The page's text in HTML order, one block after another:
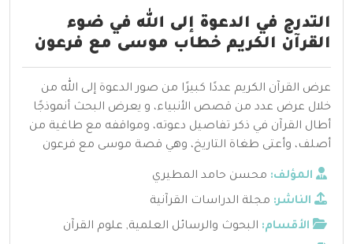
التدرج في الدعوة إلى الله في ضوء
القرآن الكريم خطاب موسى مع فرعون
عرض القرآن الكريم عددًا كبيرًا من صور الدعوة إلى الله من
خلال عرض عدد من قصص الأنبياء، و يعرض البحث أنموذجًا
أطال القرآن في ذكر تفاصيل دعوته، ومواقفه مع طاغية من
أصلف، وأعتى طغاة التاريخ، وهي قصة موسى مع فرعون
المؤلف: محسن حامد المطيري
الناشر: مجلة الدراسات القرآنية
الأقسام: البحوث والرسائل العلمية, علوم القرآن